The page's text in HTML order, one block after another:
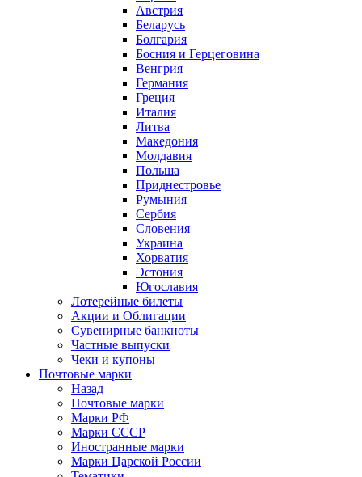
Австрия
Беларусь
Болгария
Босния и Герцеговина
Венгрия
Германия
Греция
Италия
Литва
Македония
Молдавия
Польша
Приднестровье
Румыния
Сербия
Словения
Украина
Хорватия
Эстония
Югославия
Лотерейные билеты
Акции и Облигации
Сувенирные банкноты
Частные выпуски
Чеки и купоны
Почтовые марки
Назад
Почтовые марки
Марки РФ
Марки СССР
Иностранные марки
Марки Царской России